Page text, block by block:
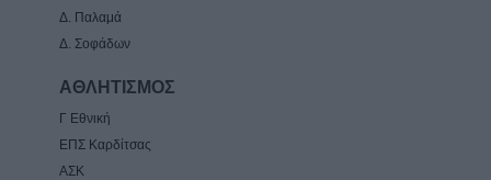
Δ. Παλαμά
Δ. Σοφάδων
ΑΘΛΗΤΙΣΜΟΣ
Γ Εθνική
ΕΠΣ Καρδίτσας
ΑΣΚ